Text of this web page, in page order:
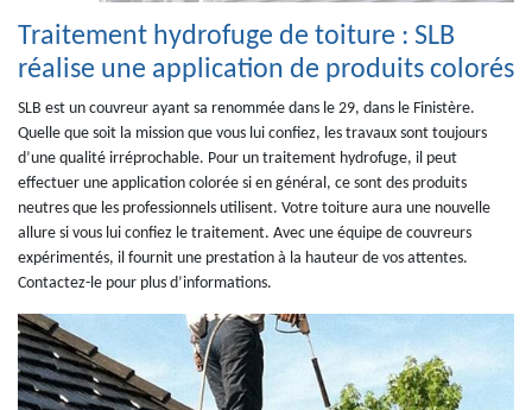
Traitement hydrofuge de toiture : SLB
réalise une application de produits colorés
SLB est un couvreur ayant sa renommée dans le 29, dans le Finistère.
Quelle que soit la mission que vous lui confiez, les travaux sont toujours
d’une qualité irréprochable. Pour un traitement hydrofuge, il peut
effectuer une application colorée si en général, ce sont des produits
neutres que les professionnels utilisent. Votre toiture aura une nouvelle
allure si vous lui confiez le traitement. Avec une équipe de couvreurs
expérimentés, il fournit une prestation à la hauteur de vos attentes.
Contactez-le pour plus d’informations.